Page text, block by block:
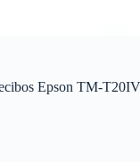
Epson TM-